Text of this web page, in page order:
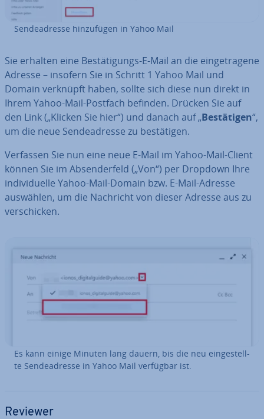
Sen­de­adres­se hin­zu­fü­gen in Yahoo Mail
Sie erhalten eine Be­stä­ti­gungs-E-Mail an die ein­ge­tra­ge­ne
Adresse – insofern Sie in Schritt 1 Yahoo Mail und
Domain verknüpft haben, sollte sich diese nun direkt in
Ihrem Yahoo-Mail-Postfach befinden. Drücken Sie auf
den Link („Klicken Sie hier“) und danach auf „Be­stä­ti­gen“,
um die neue Sen­de­adres­se zu be­stä­ti­gen.
Verfassen Sie nun eine neue E-Mail im Yahoo-Mail-Client
können Sie im Ab­sen­der­feld („Von“) per Dropdown Ihre
in­di­vi­du­el­le Yahoo-Mail-Domain bzw. E-Mail-Adresse
auswählen, um die Nachricht von dieser Adresse aus zu
ver­schi­cken.
Es kann einige Minuten lang dauern, bis die neu ein­ge­stell­
te Sen­de­adres­se in Yahoo Mail verfügbar ist.
Reviewer